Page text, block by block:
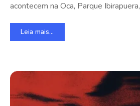
acontecem na Oca, Parque Ibirapuera,
Leia mais...